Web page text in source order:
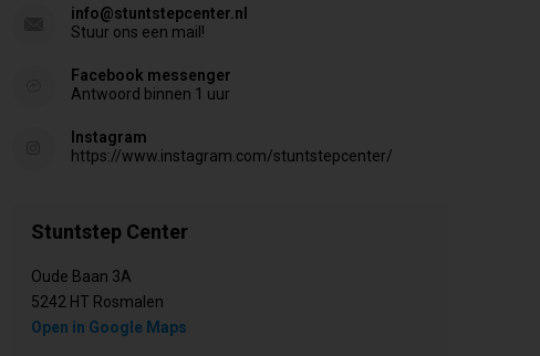
info@stuntstepcenter.nl
Stuur ons een mail!
Facebook messenger
Antwoord binnen 1 uur
Instagram
https://www.instagram.com/stuntstepcenter/
Stuntstep Center
Oude Baan 3A
5242 HT Rosmalen
Open in Google Maps